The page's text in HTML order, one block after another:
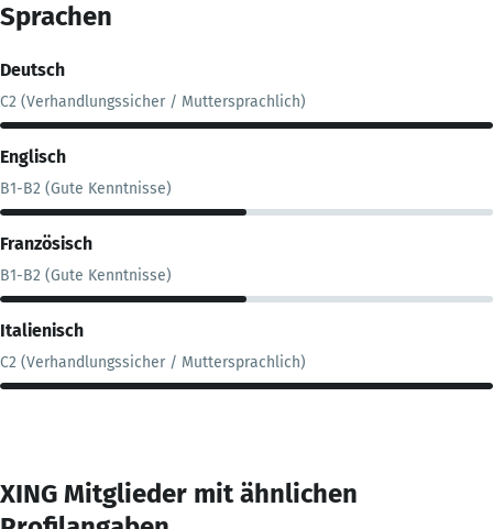
Sprachen
Deutsch
C2 (Verhandlungssicher / Muttersprachlich)
Englisch
B1-B2 (Gute Kenntnisse)
Französisch
B1-B2 (Gute Kenntnisse)
Italienisch
C2 (Verhandlungssicher / Muttersprachlich)
XING Mitglieder mit ähnlichen